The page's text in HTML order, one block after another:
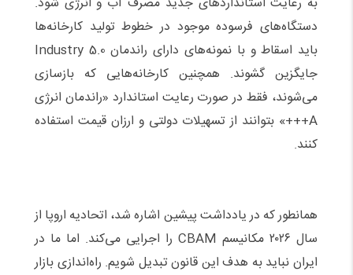
دستگاه‌های فرسوده موجود در خطوط تولید کارخانه‌ها
باید اسقاط و با نمونه‌های دارای راندمان Industry 5.0
جایگزین گشوند. همچنین کارخانه‌هایی که بازسازی
می‌شوند، فقط در صورت رعایت استاندارد «راندمان انرژی
A+++» بتوانند از تسهیلات دولتی و ارزان قیمت استفاده
کنند.
همانطور که در یادداشت پیشین اشاره شد، اتحادیه اروپا از
سال ۲۰۲۶ مکانیسم CBAM را اجرایی می‌کند. اما ما در
ایران نباید به هدف این قانون تبدیل شویم. راه‌اندازی بازار